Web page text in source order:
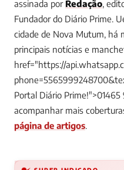
assinada por Redação,
Fundador do Diário Prime.
cidade de Nova Mutum, há
principais notícias e
href="https://
Portal Diário
acompanhar mais
página de artigos.